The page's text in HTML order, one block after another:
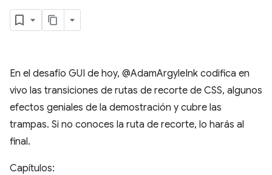
En el desafío GUI de hoy, @AdamArgyleInk codifica en
vivo las transiciones de rutas de recorte de CSS, algunos
efectos geniales de la demostración y cubre las
trampas. Si no conoces la ruta de recorte, lo harás al
final.
Capítulos: